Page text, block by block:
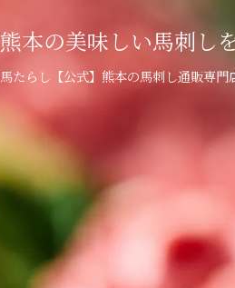
熊本の美味しい馬刺し
馬たらし【公式】熊本の馬刺し通販専門